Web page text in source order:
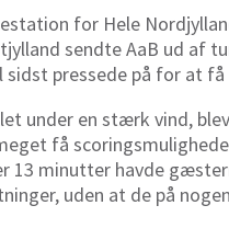
for Hele
sendte AaB ud af
sidst pressede på for at
under en stærk vind,
få
13 minutter havde
uden at de på